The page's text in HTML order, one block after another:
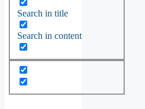
Search in title
Search in content